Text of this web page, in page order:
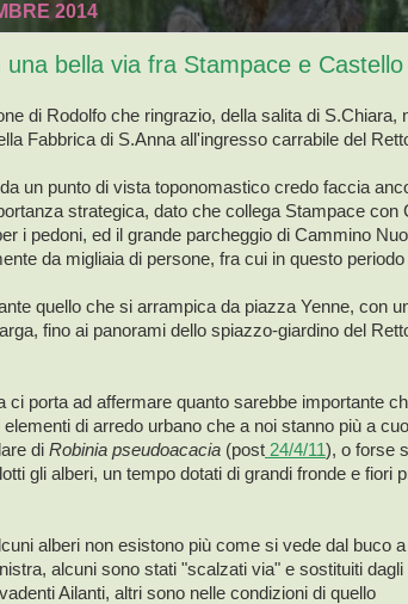
2014
una bella via fra Stampace e Castello
di Rodolfo che ringrazio, della salita di S.Chiara,
Fabbrica di S.Anna all'ingresso carrabile del
un punto di vista toponomastico credo faccia
strategica, dato che collega Stampace
i pedoni, ed il grande parcheggio di Cammino
da migliaia di persone, fra cui in questo
quello che si arrampica da piazza Yenne, con
fino ai panorami dello spiazzo-giardino del
ci porta ad affermare quanto sarebbe importante
di arredo urbano che a noi stanno più a
di Robinia pseudoacacia (post 24/4/11), o forse
gli alberi, un tempo dotati di grandi fronde e fiori
alberi non esistono più come si vede dal buco a
alcuni sono stati "scalzati via" e sostituiti dagli
Ailanti, altri sono nelle condizioni di quello